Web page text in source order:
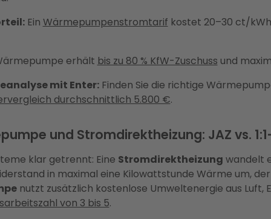
Ein Wärmepumpenstromtarif kostet 20–30 ct/
erhält bis zu 80 % KfW-Zuschuss und
mit Enter:Finden Sie die richtige
durchschnittlich 5.800 €.
und Stromdirektheizung: JAZ vs.
klar getrennt: Eine Stromdirektheizung wandelt
in maximal eine Kilowattstunde Wärme um,
nutzt zusätzlich kostenlose Umweltenergie aus Luft,
von 3 bis 5.